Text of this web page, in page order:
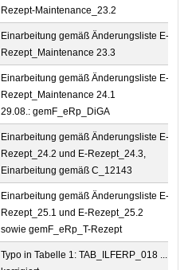
Rezept-Maintenance_23.2
Einarbeitung gemäß Änderungsliste E-
Rezept_Maintenance 23.3
Einarbeitung gemäß Änderungsliste E-
Rezept_Maintenance 24.1
29.08.: gemF_eRp_DiGA
Einarbeitung gemäß Änderungsliste E-
Rezept_24.2 und E-Rezept_24.3,
Einarbeitung gemäß C_12143
Einarbeitung gemäß Änderungsliste E-
Rezept_25.1 und E-Rezept_25.2
sowie gemF_eRp_T-Rezept
Typo in Tabelle 1: TAB_ILFERP_018 ...